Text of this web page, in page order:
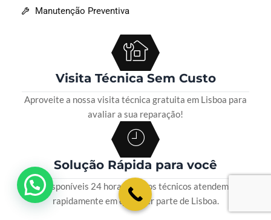
Manutenção Preventiva
Visita Técnica Sem Custo
Aproveite a nossa visita técnica gratuita em Lisboa para
avaliar a sua reparação!
Solução Rápida para você
Disponíveis 24 horas, nossos técnicos atendem
rapidamente em qualquer parte de Lisboa.
💬 Como podemos ajudar?